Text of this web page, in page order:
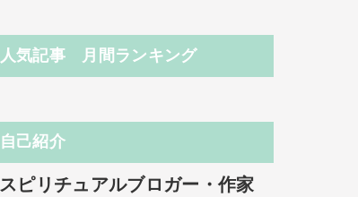
人気記事 月間ランキング
自己紹介
スピリチュアルブロガー・作家